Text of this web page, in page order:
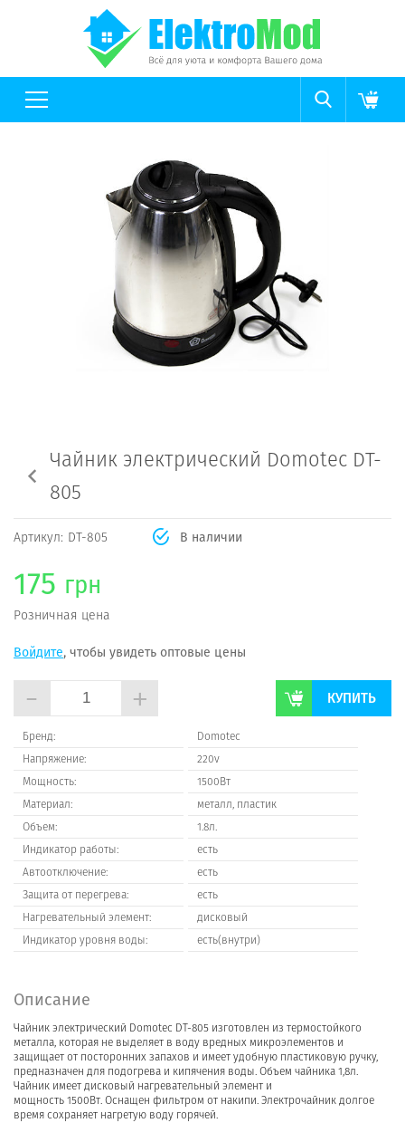
Чайник электрический Domotec DT-
805
Артикул: DT-805 В наличии
175 грн
Розничная цена
Войдите, чтобы увидеть оптовые цены
- + КУПИТЬ
Бренд:
Domotec
Напряжение:
220v
Мощность:
1500Вт
Материал:
металл, пластик
Объем:
1.8л.
Индикатор работы:
есть
Автоотключение:
есть
Защита от перегрева:
есть
Нагревательный элемент:
дисковый
Индикатор уровня воды:
есть(внутри)
Описание
Чайник электрический Domotec DT-805 изготовлен из термостойкого
металла, которая не выделяет в воду вредных микроэлементов и
защищает от посторонних запахов и имеет удобную пластиковую ручку,
предназначен для подогрева и кипячения воды. Объем чайника 1,8л.
Чайник имеет дисковый нагревательный элемент и
мощность 1500Вт. Оснащен фильтром от накипи. Электрочайник долгое
время сохраняет нагретую воду горячей.